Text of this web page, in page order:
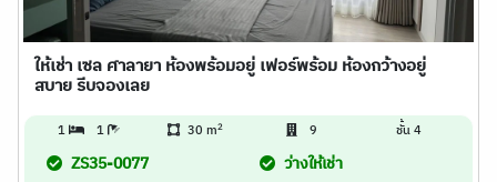
ให้เช่า เซล ศาลายา ห้องพร้อมอยู่ เฟอร์พร้อม ห้องกว้างอยู่
สบาย รีบจองเลย
1 1 30 m2 9 ชั้น 4
ZS35-0077 ว่างให้เช่า